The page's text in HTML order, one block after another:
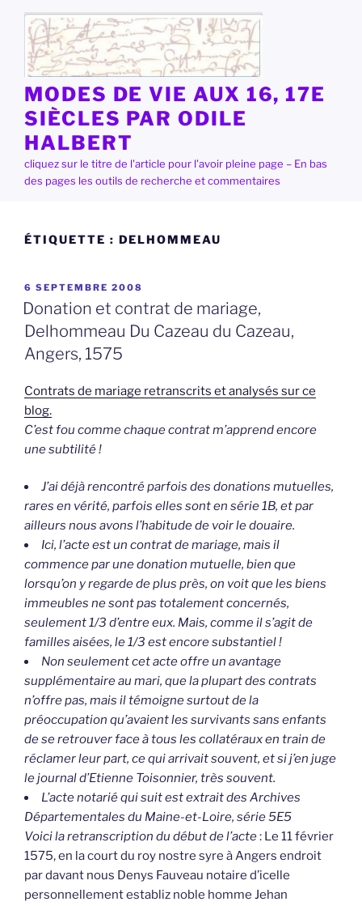
contenu
principal
MODES DE VIE AUX 16, 17E
SIÈCLES PAR ODILE
HALBERT
cliquez sur le titre de l'article pour l'avoir pleine page – En bas
des pages les outils de recherche et commentaires
ÉTIQUETTE : DELHOMMEAU
PUBLIÉ
LE
6 SEPTEMBRE 2008
Donation et contrat de mariage,
Delhommeau Du Cazeau du Cazeau,
Angers, 1575
Contrats de mariage retranscrits et analysés sur ce
blog.
C’est fou comme chaque contrat m’apprend encore
une subtilité !
J’ai déjà rencontré parfois des donations mutuelles,
rares en vérité, parfois elles sont en série 1B, et par
ailleurs nous avons l’habitude de voir le douaire.
Ici, l’acte est un contrat de mariage, mais il
commence par une donation mutuelle, bien que
lorsqu’on y regarde de plus près, on voit que les biens
immeubles ne sont pas totalement concernés,
seulement 1/3 d’entre eux. Mais, comme il s’agit de
familles aisées, le 1/3 est encore substantiel !
Non seulement cet acte offre un avantage
supplémentaire au mari, que la plupart des contrats
n’offre pas, mais il témoigne surtout de la
préoccupation qu’avaient les survivants sans enfants
de se retrouver face à tous les collatéraux en train de
réclamer leur part, ce qui arrivait souvent, et si j’en juge
le journal d’Etienne Toisonnier, très souvent.
L’acte notarié qui suit est extrait des Archives
Départementales du Maine-et-Loire, série 5E5
Voici la retranscription du début de l’acte: Le 11 février
1575, en la court du roy nostre syre à Angers endroit
par davant nous Denys Fauveau notaire d’icelle
personnellement establiz noble homme Jehan